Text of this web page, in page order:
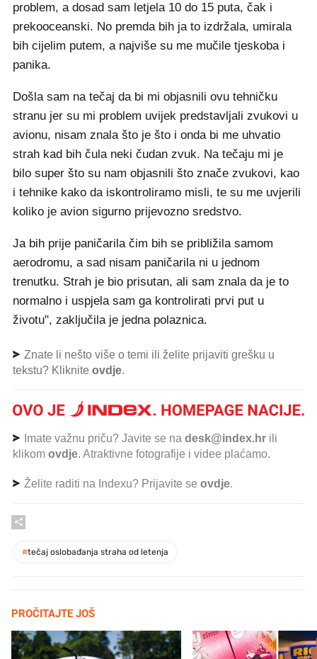
problem, a dosad sam letjela 10 do 15 puta, čak i
prekooceanski. No premda bih ja to izdržala, umirala
bih cijelim putem, a najviše su me mučile tjeskoba i
panika.
Došla sam na tečaj da bi mi objasnili ovu tehničku
stranu jer su mi problem uvijek predstavljali zvukovi u
avionu, nisam znala što je što i onda bi me uhvatio
strah kad bih čula neki čudan zvuk. Na tečaju mi je
bilo super što su nam objasnili što znače zvukovi, kao
i tehnike kako da iskontroliramo misli, te su me uvjerili
koliko je avion sigurno prijevozno sredstvo.
Ja bih prije paničarila čim bih se približila samom
aerodromu, a sad nisam paničarila ni u jednom
trenutku. Strah je bio prisutan, ali sam znala da je to
normalno i uspjela sam ga kontrolirati prvi put u
životu", zaključila je jedna polaznica.
Znate li nešto više o temi ili želite prijaviti grešku u
tekstu? Kliknite ovdje.
Imate važnu priču? Javite se na desk@index.hr ili
klikom ovdje. Atraktivne fotografije i videe plaćamo.
Želite raditi na Indexu? Prijavite se ovdje.
#tečaj oslobađanja straha od letenja
PROČITAJTE JOŠ